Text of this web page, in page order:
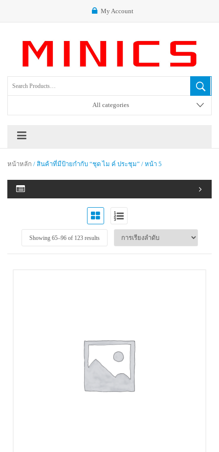
My Account
All categories
หน้าหลัก / สินค้าที่มีป้ายกำกับ “ชุด ไม ค์ ประชุม” / หน้า 5
Showing 65–96of 123 results